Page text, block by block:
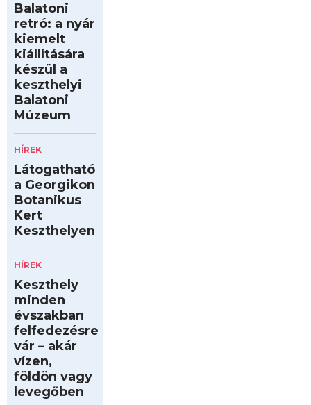
Balatoni
retró: a nyár
kiemelt
kiállítására
készül a
keszthelyi
Balatoni
Múzeum
HÍREK
Látogatható
a Georgikon
Botanikus
Kert
Keszthelyen
HÍREK
Keszthely
minden
évszakban
felfedezésre
vár – akár
vízen,
földön vagy
levegőben